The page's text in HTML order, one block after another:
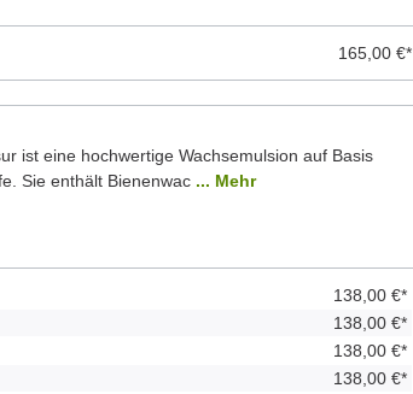
165,00 €*
ist eine hochwertige Wachsemulsion auf Basis
Sie enthält Bienenwac ... Mehr
138,00 €*
138,00 €*
138,00 €*
138,00 €*